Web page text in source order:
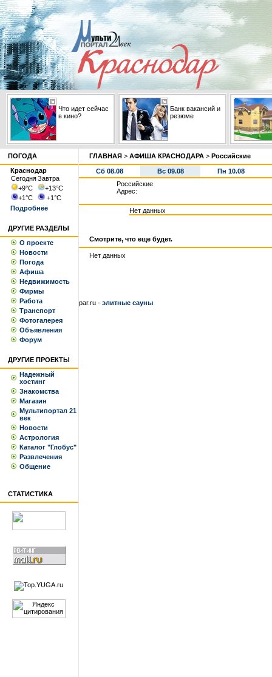
Что идет сейчас
в кино?
Банк вакансий и
резюме
ПОГОДА
Краснодар
СегодняЗавтра
+9°С +13°С
+1°С +1°С
Подробнее
ДРУГИЕ РАЗДЕЛЫ
О проекте
Новости
Погода
Афиша
Недвижимость
Фирмы
Работа
Транспорт
Фотогалерея
Объявления
Форум
ДРУГИЕ ПРОЕКТЫ
Надежный
хостинг
Знакомства
Магазин
Мультипортал 21
век
Новости
Астрология
Каталог "Глобус"
Развлечения
Общение
СТАТИСТИКА
ГЛАВНАЯ > АФИША КРАСНОДАРА > Российские
Сб 08.08 Вс 09.08
Пн 10.08
Российские
Адрес:
Нет данных
Смотрите, что еще будет.
Нет данных
par.ru - элитные сауны